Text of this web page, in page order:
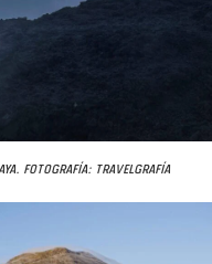
Fotografía: Travelgrafía